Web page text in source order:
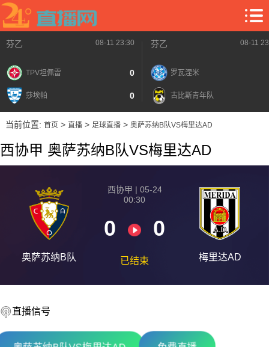
芬乙 08-11 23:30
TPV坦佩雷 0
莎埃帕 0
芬乙 08-11
罗瓦涅米
古比斯青年队
当前位置: 首页> 直播> 足球直播> 奥萨苏纳B队VS梅里达AD
西协甲 奥萨苏纳B队VS梅里达AD
奥萨苏纳B队
西协甲 | 05-24
00:30
0 0
已结束 梅里达AD
直播信号